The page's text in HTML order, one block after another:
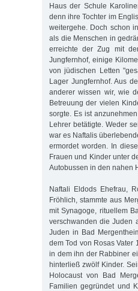
Haus der Schule
denn ihre Tochter im
weitergehe. Doch schon
als die Menschen in
erreichte der Zug mit
Jungfernhof, einige
von jüdischen Letten
Lager Jungfernhof. Aus
anderer wissen wir, wie
Betreuung der vielen
sorgte. Es ist
Lehrer betätigte. Weder
war es Naftalis
ermordet worden. In
Frauen und Kinder unter
Autobussen in den nahen
Naftali Eldods Ehefrau,
Fröhlich, stammte aus
mit Synagoge, rituellem
verschwanden die Juden
Juden in Bad
dem Tod von Rosas Vater
in dem ihn der Rabbiner
hinterließ zwölf Kinder.
Holocaust von Bad
Familien gegründet und